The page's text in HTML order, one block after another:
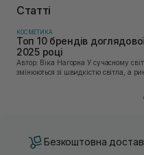
Статті
КОСМЕТИКА
Топ 10 брендів
2025 році
Автор: Віка Нагорна У сучасному світі, де тренди
змінюються зі швидкістю світла, а
Безкоштовна